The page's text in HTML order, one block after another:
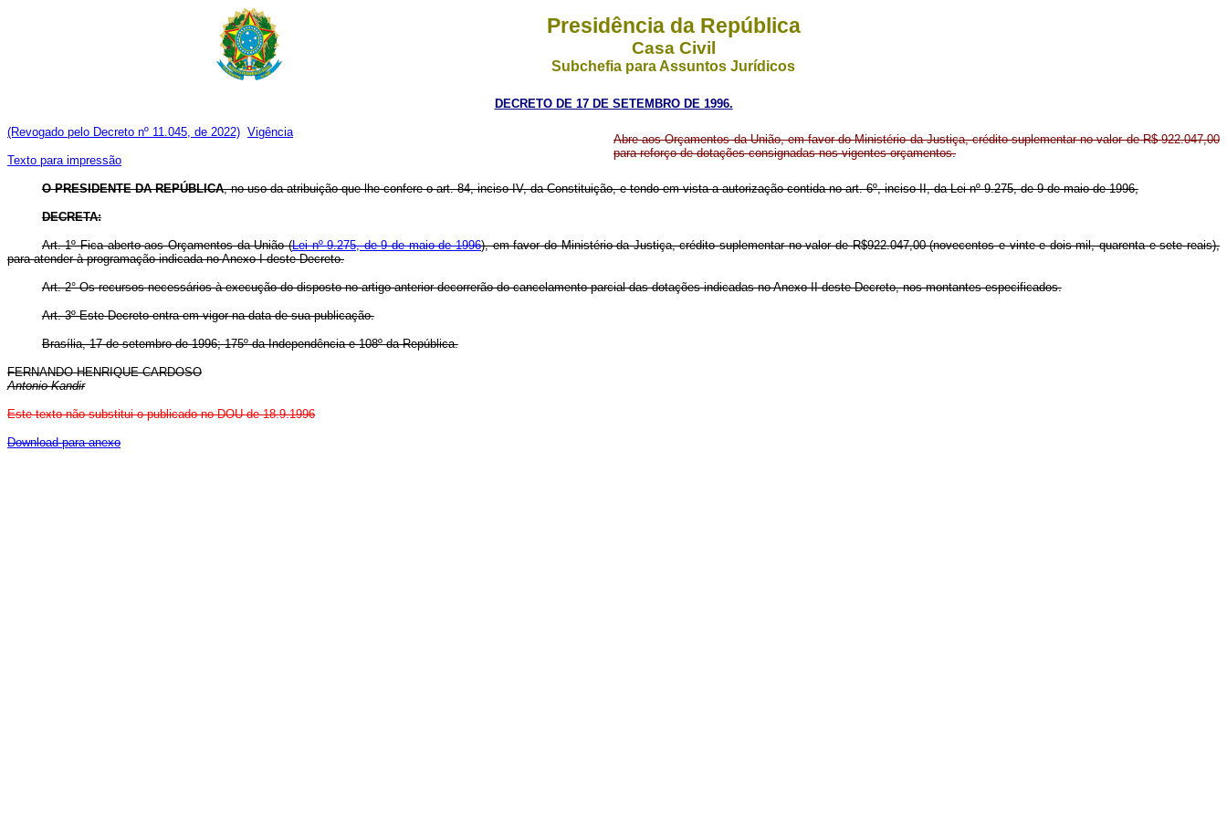
Presidência da República
Casa Civil
Subchefia para Assuntos Jurídicos
DECRETO DE 17 DE SETEMBRO DE 1996.
(Revogado pelo Decreto nº 11.045, de 2022) Vigência
Texto para impressão
Abre aos Orçamentos da União, em favor do Ministério da Justiça, crédito suplementar no valor de R$ 922.047,00
para reforço de dotações consignadas nos vigentes orçamentos.
O PRESIDENTE DA REPÚBLICA, no uso da atribuição que lhe confere o art. 84, inciso IV, da Constituição, e tendo em vista a autorização contida no art. 6º, inciso II, da Lei nº 9.275, de 9 de maio de 1996,
DECRETA:
Art. 1º Fica aberto aos Orçamentos da União (Lei nº 9.275, de 9 de maio de 1996), em favor do Ministério da Justiça, crédito suplementar no valor de R$922.047,00 (novecentos e vinte e dois mil, quarenta e sete reais),
para atender à programação indicada no Anexo I deste Decreto.
Art. 2° Os recursos necessários à execução do disposto no artigo anterior decorrerão do cancelamento parcial das dotações indicadas no Anexo II deste Decreto, nos montantes especificados.
Art. 3º Este Decreto entra em vigor na data de sua publicação.
Brasília, 17 de setembro de 1996; 175º da Independência e 108º da República.
FERNANDO HENRIQUE CARDOSO
Antonio Kandir
Este texto não substitui o publicado no DOU de 18.9.1996
Download para anexo